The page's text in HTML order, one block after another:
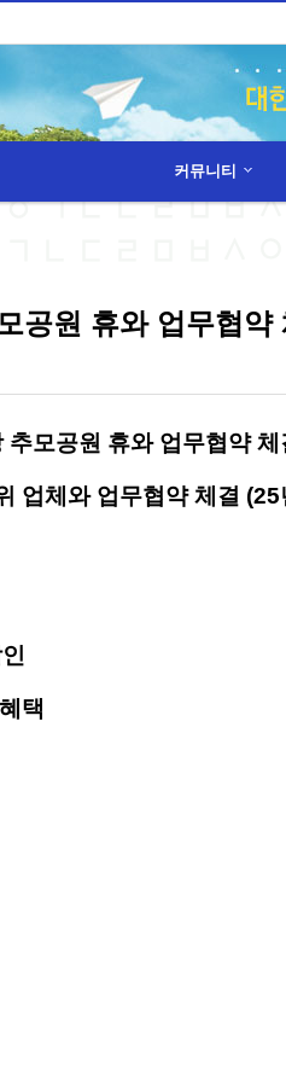
커뮤니티
공원 휴와 업무협
추모공원 휴와 업무협약
업체와 업무협약 체결 (25
택